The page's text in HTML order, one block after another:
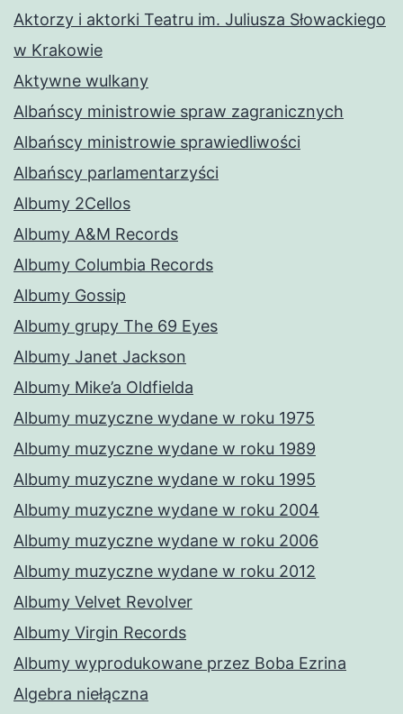
Aktorzy i aktorki Teatru im. Juliusza Słowackiego
w Krakowie
Aktywne wulkany
Albańscy ministrowie spraw zagranicznych
Albańscy ministrowie sprawiedliwości
Albańscy parlamentarzyści
Albumy 2Cellos
Albumy A&M Records
Albumy Columbia Records
Albumy Gossip
Albumy grupy The 69 Eyes
Albumy Janet Jackson
Albumy Mike’a Oldfielda
Albumy muzyczne wydane w roku 1975
Albumy muzyczne wydane w roku 1989
Albumy muzyczne wydane w roku 1995
Albumy muzyczne wydane w roku 2004
Albumy muzyczne wydane w roku 2006
Albumy muzyczne wydane w roku 2012
Albumy Velvet Revolver
Albumy Virgin Records
Albumy wyprodukowane przez Boba Ezrina
Algebra niełączna